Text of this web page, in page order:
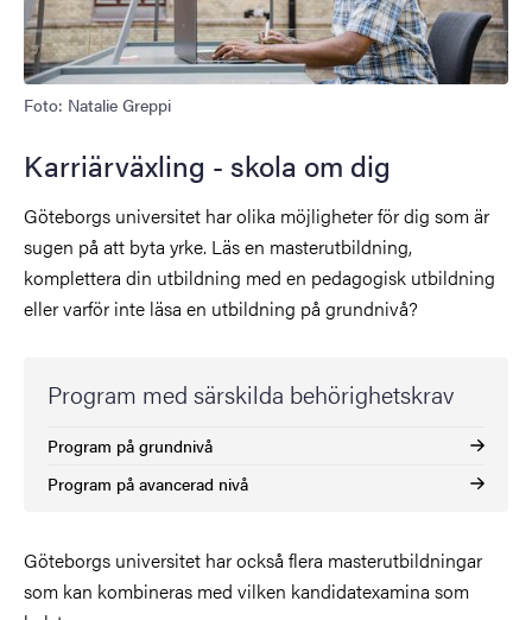
Foto: Natalie Greppi
Karriärväxling - skola om dig
Göteborgs universitet har olika möjligheter för dig som är
sugen på att byta yrke. Läs en masterutbildning,
komplettera din utbildning med en pedagogisk utbildning
eller varför inte läsa en utbildning på grundnivå?
Program med särskilda behörighetskrav
Program på grundnivå
Program på avancerad nivå
Göteborgs universitet har också flera masterutbildningar
som kan kombineras med vilken kandidatexamina som